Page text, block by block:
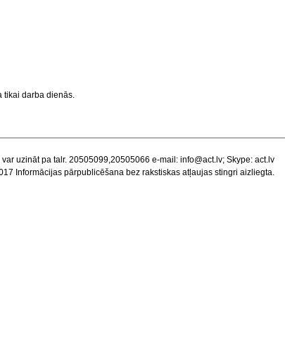
tikai darba dienās.
uzināt pa talr. 20505099,20505066 e-mail: info@act.lv; Skype: act.lv
Informācijas pārpublicēšana bez rakstiskas atļaujas stingri aizliegta.